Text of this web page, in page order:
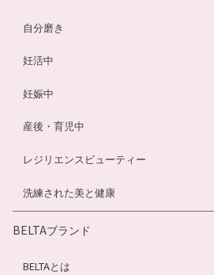
幼児食サービス
骨盤ベルト
自分磨き
妊活中
妊娠中
産後・育児中
レジリエンスビューティー
洗練された美と健康
BELTAブランド
BELTAとは